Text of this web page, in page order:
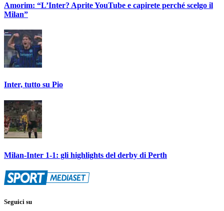
Amorim: “L’Inter? Aprite YouTube e capirete perché scelgo il
Milan”
Inter, tutto su Pio
Milan-Inter 1-1: gli highlights del derby di Perth
Seguici su